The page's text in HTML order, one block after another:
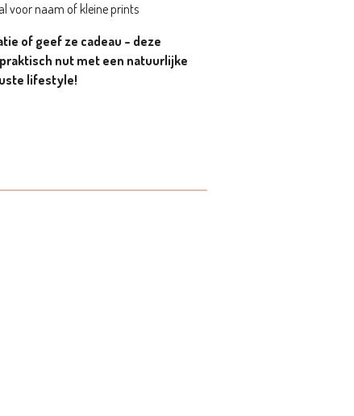
voor naam of kleine prints
of geef ze cadeau – deze
nut met een natuurlijke
lifestyle!